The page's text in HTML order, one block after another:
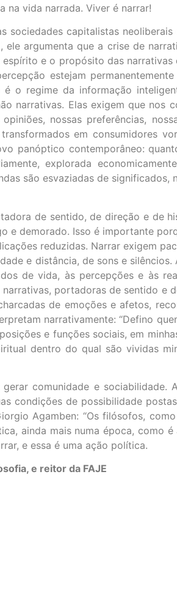
na vida narrada. Viver é narrar!
capitalistas neoliberais
, ele argumenta que a crise de
e o propósito das
estejam
o regime da informação
narrativas. Elas exigem que nos
nossas preferências,
em consumidores
panóptico contemporâneo:
explorada
são esvaziadas de significados,
de sentido, de direção e de
e demorado. Isso é importante
reduzidas. Narrar exigem
e distância, de sons e
de vida, às percepções e às
portadoras de sentido e
de emoções e afetos,
narrativamente: “Defino
e funções sociais, em
dentro do qual são vividas
comunidade e sociabilidade.
condições de possibilidade
Agamben: “Os filósofos,
ainda mais numa época, como
e essa é uma ação política.
e reitor da FAJE